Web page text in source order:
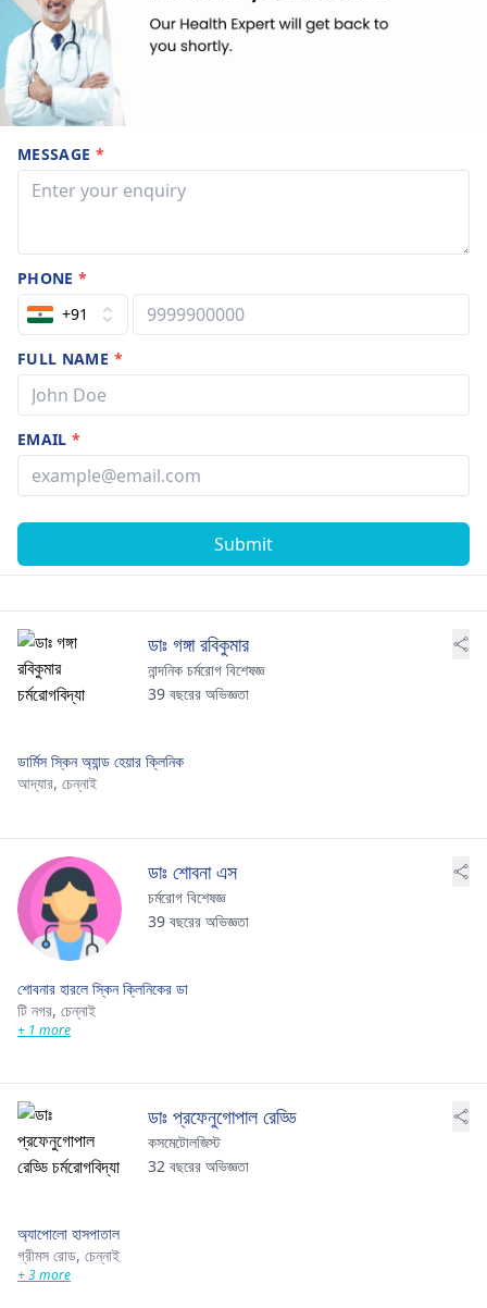
MESSAGE *
PHONE*
+91
FULL NAME *
EMAIL*
Submit
ডাঃ গঙ্গা রবিকুমার
নান্দনিক চর্মরোগ বিশেষজ্ঞ
39 বছরের অভিজ্ঞতা
ডার্মিস স্কিন অ্যান্ড হেয়ার ক্লিনিক
আদ্যার, চেন্নাই
ডাঃ শোবনা এস
চর্মরোগ বিশেষজ্ঞ
39 বছরের অভিজ্ঞতা
শোবনার হারলে স্কিন ক্লিনিকের ডা
টি নগর, চেন্নাই
+ 1 more
ডাঃ প্রফেনুগোপাল রেড্ডি
কসমেটোলজিস্ট
32 বছরের অভিজ্ঞতা
অ্যাপোলো হাসপাতাল
গ্রীমস রোড, চেন্নাই
+ 3 more